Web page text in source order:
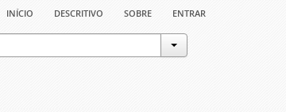
início descritivo sobre entrar